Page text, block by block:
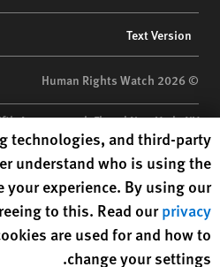
menu
Text Version
© 2026 Human Rights Watch
Avenue, 34th Floor | New York,NY
10118-3299USA| t1.212.290.4700
nonprofit registered in the US
under EIN: 13-2875808
Watch cookie preferences
technologies, and third-party
understand who is using the
experience. By using our
to this. Read ourprivacy
are used for and how to
change your settings.